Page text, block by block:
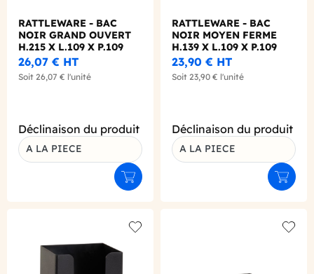
RATTLEWARE - BAC
NOIR GRAND OUVERT
H.215 X L.109 X P.109
MM
26,07 € HT
Soit 26,07 € l'unité
Déclinaison du produit
A LA PIECE
Ajouter au panier
RATTLEWARE - BAC
NOIR MOYEN FERME
H.139 X L.109 X P.109
MM
23,90 € HT
Soit 23,90 € l'unité
Déclinaison du produit
A LA PIECE